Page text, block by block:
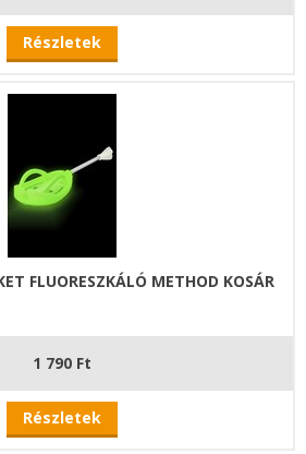
Részletek
FLUORESZKÁLÓ METHOD KOSÁR
1 790 Ft
Részletek